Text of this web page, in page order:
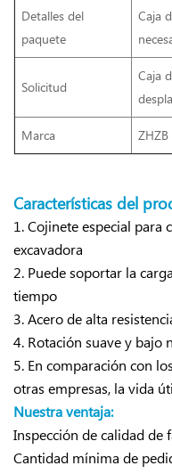
Detalles del
paquete
Caja
Solicitud
Caja
Marca
Características del
1. Cojinete especial para
excavadora
2. Puede soportar la
tiempo
3. Acero de alta
4. Rotación suave y bajo
5. En comparación con
otras empresas, la vida
Nuestra ventaja:
Inspección de calidad de
Cantidad mínima de